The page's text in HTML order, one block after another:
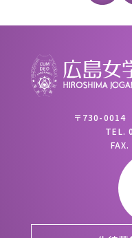
〒730-0014
TEL.
FAX.